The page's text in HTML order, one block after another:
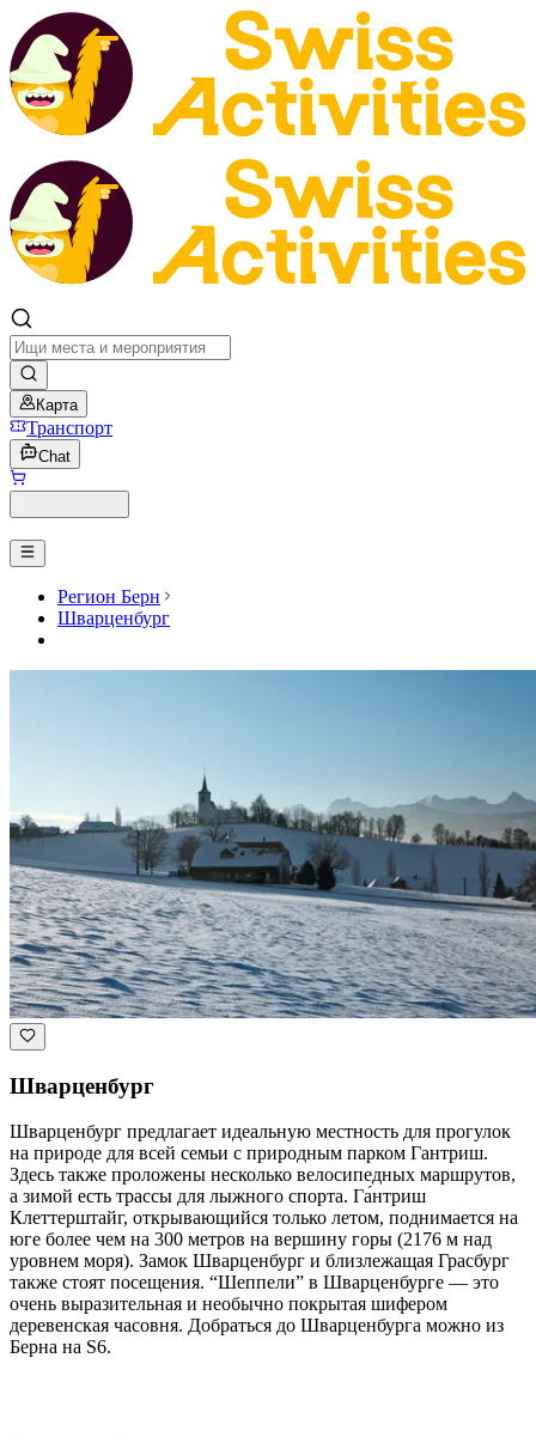
Карта
Транспорт
Chat
Регион Берн
Шварценбург
Шварценбург
Шварценбург предлагает идеальную местность для прогулок
на природе для всей семьи с природным парком Гантриш.
Здесь также проложены несколько велосипедных маршрутов,
а зимой есть трассы для лыжного спорта. Га́нтриш
Клеттерштайг, открывающийся только летом, поднимается на
юге более чем на 300 метров на вершину горы (2176 м над
уровнем моря). Замок Шварценбург и близлежащая Грасбург
также стоят посещения. “Шеппели” в Шварценбурге — это
очень выразительная и необычно покрытая шифером
деревенская часовня. Добраться до Шварценбурга можно из
Берна на S6.